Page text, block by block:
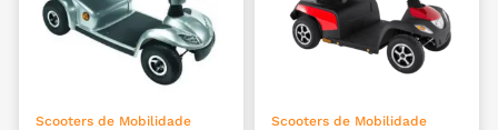
VER OPÇÕES
Scooters de Mobilidade VER OPÇÕES
Scooters de Mobilidade